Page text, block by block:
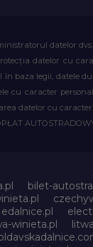
datelor
datelor cu
baza legii, datele
cu caracter
datelor cu
bilet-
edalnice.pl
winieta.pl